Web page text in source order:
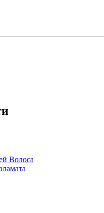
Волоса